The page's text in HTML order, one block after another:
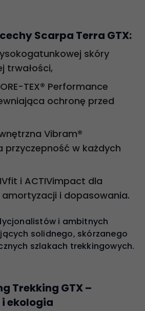
Scarpa Terra GTX:
skóry
trwałości,
TEX® Performance
ochronę przed
Vibram®
przyczepność w każdych
i ACTIVimpact dla
i dopasowania.
i ambitnych
solidnego, skórzanego
szlakach trekkingowych.
Trekking GTX –
ekologia